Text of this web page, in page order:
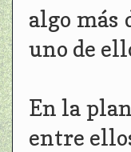
algo más
uno de
En la
entre